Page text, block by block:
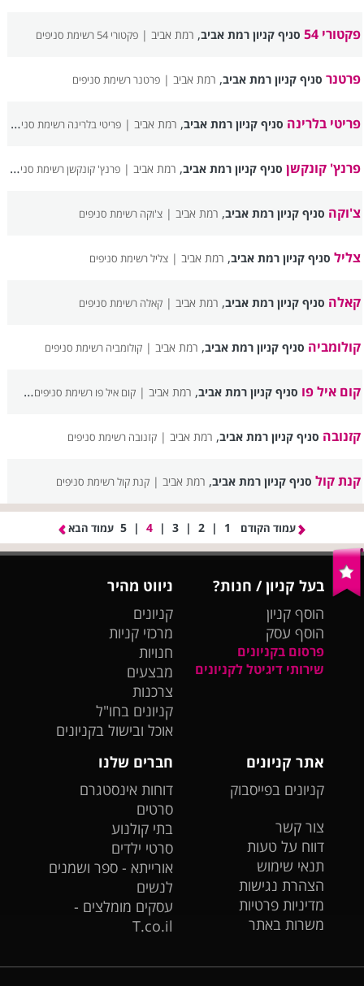
פקטורי 54 סניף קניון רמת אביב, רמת אביב |פקטורי 54 רשימת סניפים
פרטנר סניף קניון רמת אביב, רמת אביב |פרטנר רשימת סניפים
פריטי בלרינה סניף קניון רמת אביב, רמת אביב |פריטי בלרינה רשימת סניפים
פרנץ' קונקשן סניף קניון רמת אביב, רמת אביב |פרנץ' קונקשן רשימת סניפים
צ'וקה סניף קניון רמת אביב, רמת אביב |צ'וקה רשימת סניפים
צליל סניף קניון רמת אביב, רמת אביב |צליל רשימת סניפים
קאלה סניף קניון רמת אביב, רמת אביב |קאלה רשימת סניפים
קולומביה סניף קניון רמת אביב, רמת אביב |קולומביה רשימת סניפים
קום איל פו סניף קניון רמת אביב, רמת אביב |קום איל פו רשימת סניפים
קזנובה סניף קניון רמת אביב, רמת אביב |קזנובה רשימת סניפים
קנת קול סניף קניון רמת אביב, רמת אביב |קנת קול רשימת סניפים
עמוד הקודם |
|
|
| עמוד הבא
בעל קניון / חנות?
הוסף קניון
הוסף עסק
פרסום בקניונים
שירותי דיגיטל לקניונים
ניווט מהיר
קניונים
מרכזי קניות
חנויות
מבצעים
צרכנות
קניונים בחו"ל
אוכל ובישול בקניונים
אתר קניונים
קניונים בפייסבוק
צור קשר
דווח על טעות
תנאי שימוש
הצהרת נגישות
מדיניות פרטיות
משרות באתר
חברים שלנו
דוחות אינסטגרם
סרטים
בתי קולנוע
סרטי ילדים
אורייתא - ספר ושמנים
לנשים
עסקים מומלצים -
T.co.il